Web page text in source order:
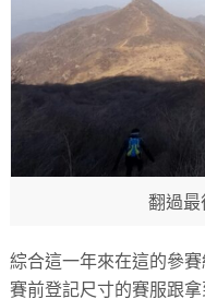
翻過最
綜合這一年來在這的參
賽前登記尺寸的賽服跟